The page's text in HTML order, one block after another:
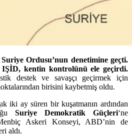
Ordusu’nun denetimine geçti.
IŞİD, kentin kontrolünü ele geçirdi.
destek ve savaşçı geçirmek için
birisini kaybetmiş oldu.
iki ay süren bir kuşatmanın ardından
Suriye Demokratik Güçleri‘ne
Askeri Konseyi, ABD’nin de
aldı.